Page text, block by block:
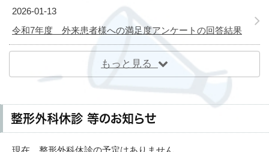
2026-01-13
令和7年度 外来患者様への満足度アンケートの回答結果
もっと見る
整形外科休診 等のお知らせ
現在、整形外科休診の予定はありません